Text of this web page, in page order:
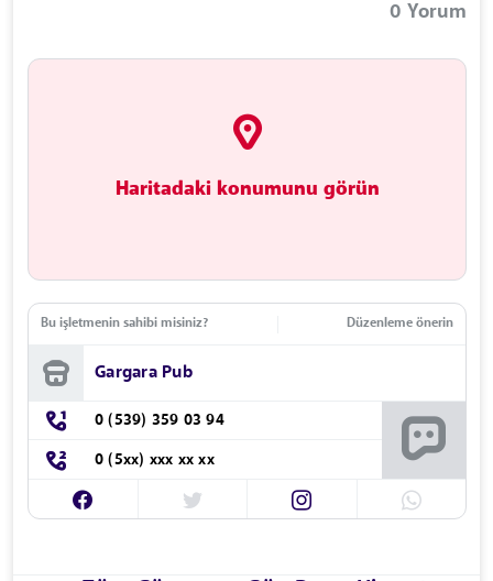
0 Yorum
Haritadaki konumunu görün
Bu işletmenin sahibi misiniz? Düzenleme önerin
Gargara Pub
0 (539) 359 03 94
0 (5xx) xxx xx xx